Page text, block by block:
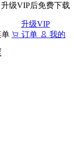
升级VIP后免费下载
升级VIP
单 订单 我的